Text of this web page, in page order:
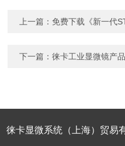
上一篇：免费下载《新一代
下一篇：徕卡工业显微镜产
徕卡显微系统（上海）贸易